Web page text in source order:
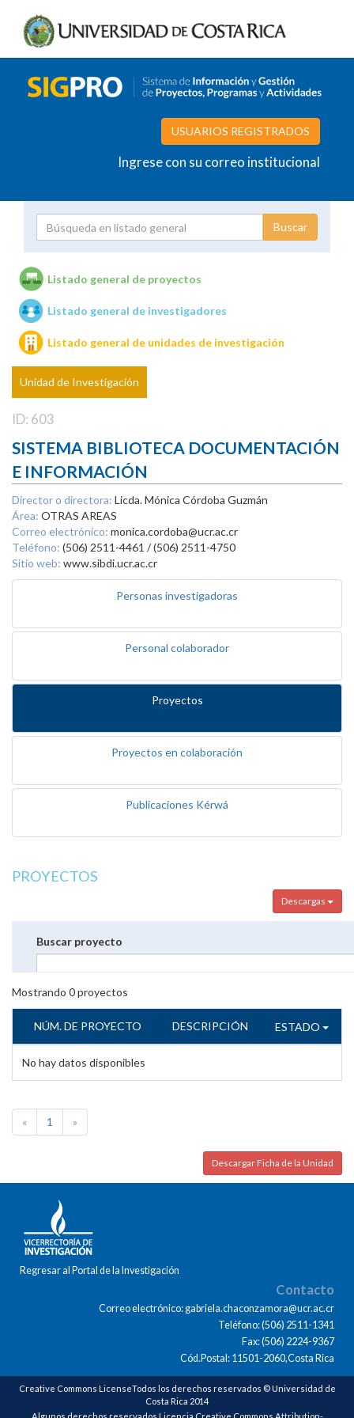
USUARIOS REGISTRADOS
Ingrese con su correo institucional
Unidades de investigación
Listado general de proyectos
Listado general de investigadores
Listado general de unidades de investigación
Unidad de Investigación
ID: 603
SISTEMA BIBLIOTECA DOCUMENTACIÓN
E INFORMACIÓN
Director o directora: Licda. Mónica Córdoba Guzmán
Área: OTRAS AREAS
Correo electrónico: monica.cordoba@ucr.ac.cr
Teléfono: (506) 2511-4461 / (506) 2511-4750
Sitio web: www.sibdi.ucr.ac.cr
Personas investigadoras
Personal colaborador
Proyectos
Proyectos en colaboración
Publicaciones Kérwá
PROYECTOS
Descargas
Buscar proyecto
Mostrando 0proyectos
NÚM. DE PROYECTO DESCRIPCIÓN ESTADO
No hay datos disponibles
« 1 »
Descargar Ficha de la Unidad
Regresar al Portal de la Investigación
Contacto
Correo electrónico: gabriela.chaconzamora@ucr.ac.cr
Teléfono: (506) 2511-1341
Fax: (506) 2224-9367
Cód.Postal: 11501-2060,Costa Rica
Creative Commons LicenseTodos los derechos reservados © Universidad de
Costa Rica 2014